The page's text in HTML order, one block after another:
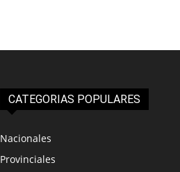
CATEGORIAS POPULARES
Nacionales
Provinciales